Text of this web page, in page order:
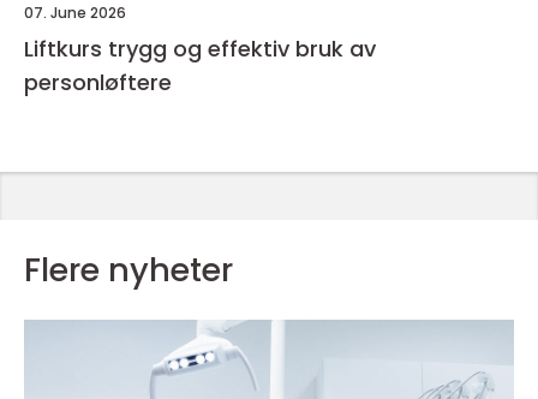
07. June 2026
Liftkurs trygg og effektiv bruk av
personløftere
Flere nyheter